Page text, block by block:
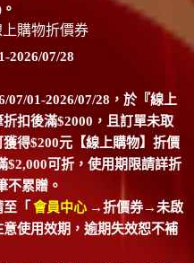
上購物折價券
2026/07/28
07/01-2026/07/28，於『線上
扣後滿$2000，且訂單未取
得$200元【線上購物】折價
$2,000可折，使用期限請詳折
不累贈。
「 會員中心 →折價券→未啟
使用效期，逾期失效恕不補